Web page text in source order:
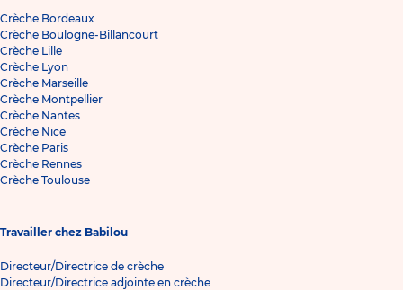
Crèche Bordeaux
Crèche Boulogne-Billancourt
Crèche Lille
Crèche Lyon
Crèche Marseille
Crèche Montpellier
Crèche Nantes
Crèche Nice
Crèche Paris
Crèche Rennes
Crèche Toulouse
Travailler chez Babilou
Directeur/Directrice de crèche
Directeur/Directrice adjointe en crèche